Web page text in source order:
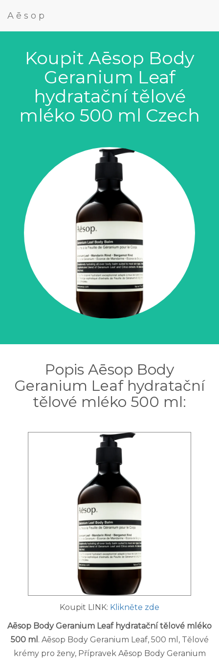
Aēsop
Koupit Aēsop Body
Geranium Leaf
hydratační tělové
mléko 500 ml Czech
Popis Aēsop Body
Geranium Leaf hydratační
tělové mléko 500 ml:
Koupit LINK: Klikněte zde
Aēsop Body Geranium Leaf hydratační tělové mléko
500 ml . Aēsop Body Geranium Leaf, 500 ml, Tělové
krémy pro ženy, Přípravek Aēsop Body Geranium